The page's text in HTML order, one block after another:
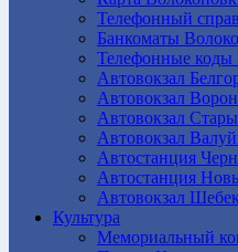
Телефонный
Банкоматы
Телефонные коды
Автовокзал
Автовокзал
Автовокзал
Автовокзал
Автостанция
Автостанция
Автовокзал
Культура
Мемориальный